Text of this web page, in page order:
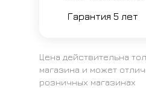
Гарантия 5 лет
Цена действительна
магазина и может
розничных магазинах